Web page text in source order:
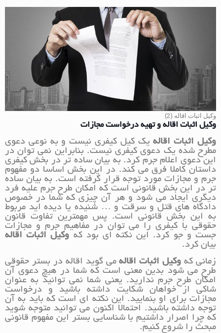
وکیل اثبات اقاله (2)
وکیل اثبات اقاله و تهیه درخواست مجازات
وکیل اثبات اقالهیک کیل کیفری نیست و به نوعی دعوی
مطرح شده یک دعوی کیفری نیست. بنابراین نمی توان در
این دعوی اعلام جرم کرد. به بیان ساده تر در بخش کیفری
داستان کاملا فرق می کند. در این بخش اساسا دو مفهوم
جرم و مجازات مورد توجه قرار گرفته است. به بیان ساده
تر در این بخش قانونی است که امکان طرح جرم علیه فرد
دیگری ایجاد می شود و هر آن چیزی که شما در خصوص
دادگاه های قتل و سرقت و … شنیده یا دیده اید مربوط
به این بخش قانونی است. پس مهمترین تفاوت قانون
حقوقی با کیفری را می توان در مفاهیم جرم و مجازات
جست و جو کرد. این نکته ای بود که وکیل اثبات اقاله
بیان کرد.
زمانی که وکیل اثبات اقالهمی گوید اقاله در بستر حقوقی
طرح می شود بدین معنی است که شما در هیچ دعوی آن
امکان طرح جرم ندارید. یعنی شما نمی توانید به عنوان
شاکی از خواهان شکایت داشته باشید و درخواست
مجازات برای او بنمایید. این نکته ای است که باید به آن
توجه داشته باشید. احتمالا اکنون می توانید متوجه شوید
که چرا اصرار داشتیم با شناسایی بستر این مفهوم قانونی
مبحث را شروع کنیم.